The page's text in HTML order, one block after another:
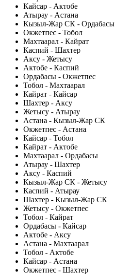
Кайсар - Актобе
Атырау - Астана
Кызыл-Жар СК - Ордабасы
Окжетпес - Тобол
Махтаарал - Кайрат
Каспий - Шахтер
Аксу - Жетысу
Актобе - Каспий
Ордабасы - Окжетпес
Тобол - Махтаарал
Кайрат - Кайсар
Шахтер - Аксу
Жетысу - Атырау
Астана - Кызыл-Жар СК
Окжетпес - Астана
Кайсар - Тобол
Кайрат - Актобе
Махтаарал - Ордабасы
Атырау - Шахтер
Аксу - Каспий
Кызыл-Жар СК - Жетысу
Каспий - Атырау
Шахтер - Кызыл-Жар СК
Жетысу - Окжетпес
Тобол - Кайрат
Ордабасы - Кайсар
Актобе - Аксу
Астана - Махтаарал
Тобол - Актобе
Кайсар - Астана
Окжетпес - Шахтер